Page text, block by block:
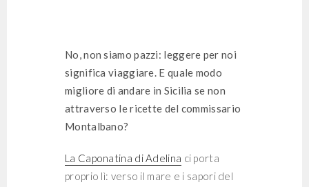
No, non siamo pazzi: leggere per noi
significa viaggiare. E quale modo
migliore di andare in Sicilia se non
attraverso le ricette del commissario
Montalbano?
La Caponatina di Adelina ci porta
proprio lì: verso il mare e i sapori del